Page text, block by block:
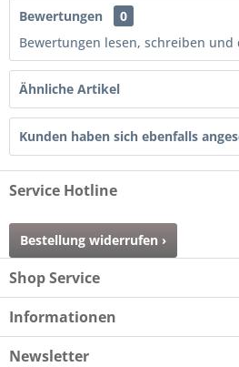
Bewertungen
0
Bewertungen lesen, schreiben und
Ähnliche Artikel
Kunden haben sich ebenfalls
Service Hotline
Bestellung widerrufen ›
Shop Service
Informationen
Newsletter